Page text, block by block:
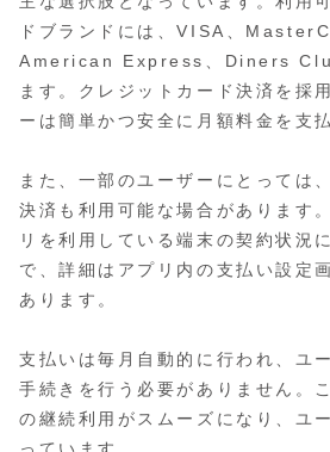
ドブランドには、VISA、
American Express、Diners
ます。クレジットカード決済を採
ーは簡単かつ安全に月額料金を支
また、一部のユーザーにとっては
決済も利用可能な場合があります
リを利用している端末の契約状況
で、詳細はアプリ内の支払い設定
あります。
支払いは毎月自動的に行われ、ユ
手続きを行う必要がありません。
の継続利用がスムーズになり、ユ